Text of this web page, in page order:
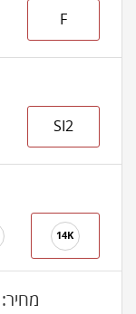
F
SI2
14K
מחיר: